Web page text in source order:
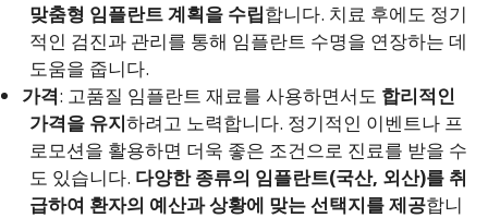
맞춤형 임플란트 계획을 수립합니다. 치료 후에도 정기
적인 검진과 관리를 통해 임플란트 수명을 연장하는 데
도움을 줍니다.
가격: 고품질 임플란트 재료를 사용하면서도 합리적인
가격을 유지하려고 노력합니다. 정기적인 이벤트나 프
로모션을 활용하면 더욱 좋은 조건으로 진료를 받을 수
도 있습니다. 다양한 종류의 임플란트(국산, 외산)를 취
급하여 환자의 예산과 상황에 맞는 선택지를 제공합니